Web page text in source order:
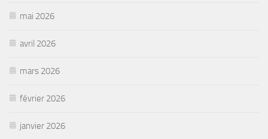
mai 2026
avril 2026
mars 2026
février 2026
janvier 2026